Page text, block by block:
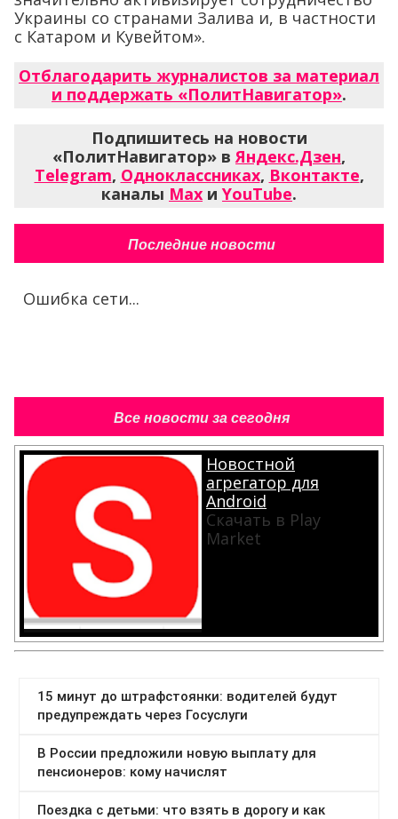
Украины со странами Залива и, в частности
с Катаром и Кувейтом».
Отблагодарить журналистов за материал
и поддержать «ПолитНавигатор».
Подпишитесь на новости
«ПолитНавигатор» вЯндекс.Дзен,
Telegram, Одноклассниках, Вконтакте,
каналы Max и YouTube.
Последние новости
Ошибка сети...
Все новости за сегодня
Новостной
агрегатор для
Android
Скачать в Play
Market